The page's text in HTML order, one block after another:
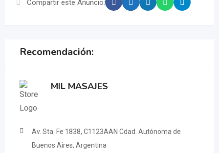
Compartir este Anuncio:
Recomendación:
MIL MASAJES
Av. Sta. Fe 1838, C1123AAN Cdad. Autónoma de
Buenos Aires, Argentina